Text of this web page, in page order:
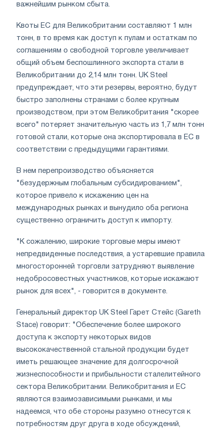
важнейшим рынком сбыта.
Квоты ЕС для Великобритании составляют 1 млн
тонн, в то время как доступ к пулам и остаткам по
соглашениям о свободной торговле увеличивает
общий объем беспошлинного экспорта стали в
Великобритании до 2,14 млн тонн. UK Steel
предупреждает, что эти резервы, вероятно, будут
быстро заполнены странами с более крупным
производством, при этом Великобритания "скорее
всего" потеряет значительную часть из 1,7 млн тонн
готовой стали, которые она экспортировала в ЕС в
соответствии с предыдущими гарантиями.
В нем перепроизводство объясняется
"безудержным глобальным субсидированием",
которое привело к искажению цен на
международных рынках и вынудило оба региона
существенно ограничить доступ к импорту.
"К сожалению, широкие торговые меры имеют
непредвиденные последствия, а устаревшие правила
многосторонней торговли затрудняют выявление
недобросовестных участников, которые искажают
рынок для всех", - говорится в документе.
Генеральный директор UK Steel Гарет Стейс (Gareth
Stace) говорит: "Обеспечение более широкого
доступа к экспорту некоторых видов
высококачественной стальной продукции будет
иметь решающее значение для долгосрочной
жизнеспособности и прибыльности сталелитейного
сектора Великобритании. Великобритания и ЕС
являются взаимозависимыми рынками, и мы
надеемся, что обе стороны разумно отнесутся к
потребностям друг друга в ходе обсуждений,